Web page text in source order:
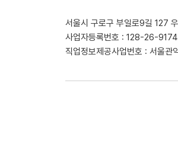
서울시 구로구 부일로9길 127
사업자등록번호 : 128-26-
직업정보제공사업번호 : 서울